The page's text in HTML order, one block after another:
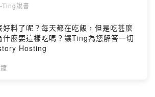
Ting說書
料了呢？每天都在吃飯，但是吃甚麼
什麼要這樣吃嗎？讓Ting為您解答一切
Hosting